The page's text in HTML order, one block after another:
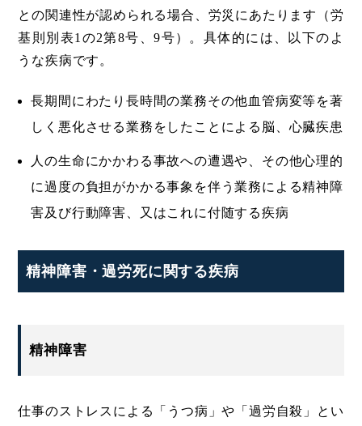
との関連性が認められる場合、労災にあたります（労
基則別表1の2第8号、9号）。具体的には、以下のよ
うな疾病です。
長期間にわたり長時間の業務その他血管病変等を著
しく悪化させる業務をしたことによる脳、心臓疾患
人の生命にかかわる事故への遭遇や、その他心理的
に過度の負担がかかる事象を伴う業務による精神障
害及び行動障害、又はこれに付随する疾病
精神障害・過労死に関する疾病
精神障害
仕事のストレスによる「うつ病」や「過労自殺」とい